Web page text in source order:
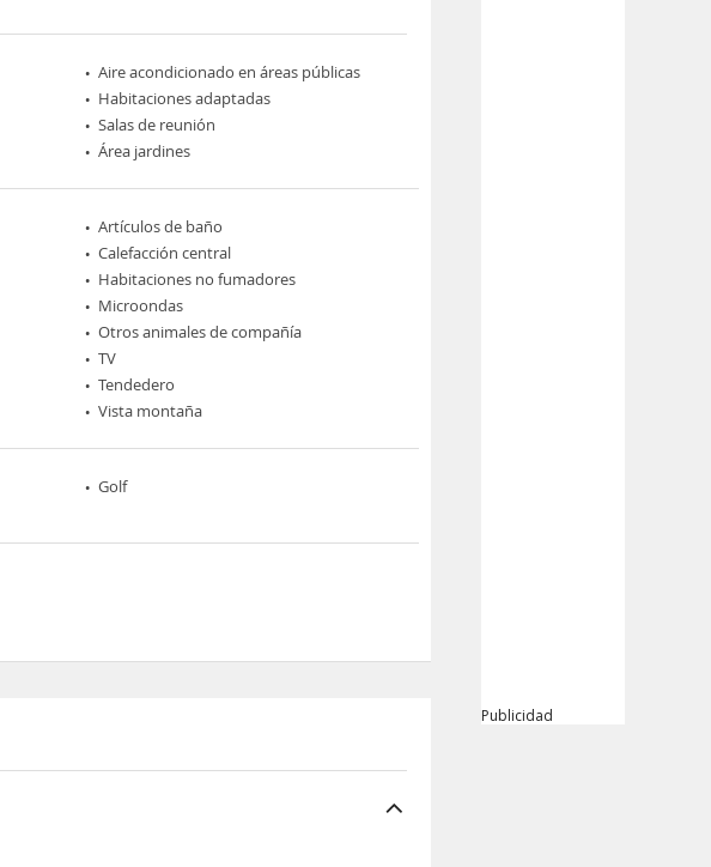
Aire acondicionado en áreas públicas
Habitaciones adaptadas
Salas de reunión
Área jardines
Artículos de baño
Calefacción central
Habitaciones no fumadores
Microondas
Otros animales de compañía
TV
Tendedero
Vista montaña
Golf
Publicidad